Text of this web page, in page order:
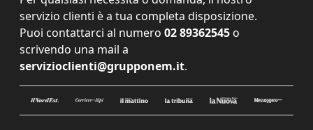
servizio clienti è a tua completa disposizione.
Puoi contattarci al numero 02 89362545 o
scrivendo una mail a
servizioclienti@grupponem.it.